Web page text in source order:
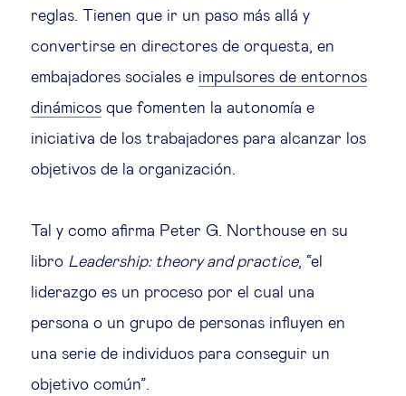
Sobre nosotros
Insights & knowledge by
Suscríbete
reglas. Tienen que ir un paso más allá y
convertirse en directores de orquesta, en
embajadores sociales e impulsores de entornos
dinámicos que fomenten la autonomía e
iniciativa de los trabajadores para alcanzar los
objetivos de la organización.
Tal y como afirma Peter G. Northouse en su
libro Leadership: theory and practice, “el
liderazgo es un proceso por el cual una
persona o un grupo de personas influyen en
una serie de individuos para conseguir un
objetivo común”.